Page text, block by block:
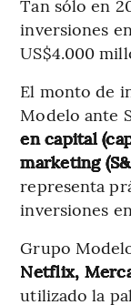
Tan sólo en
inversiones
US$4.000
El monto de
Modelo ante
en capital
marketing
representa
inversiones
Grupo
Netflix,
utilizado la